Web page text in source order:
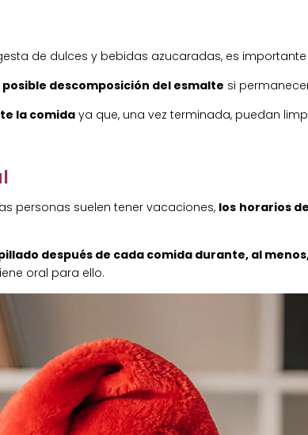
de dulces y bebidas azucaradas, es
descomposición del esmalte si
la comidaya que, una vez terminada, puedan
personas suelen tener vacaciones, los horarios
después de cada comida durante, al
oral para ello.